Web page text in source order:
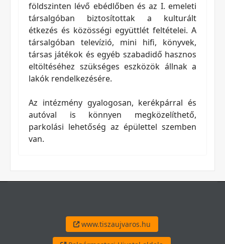
földszinten lévő ebédlőben és az I. emeleti
társalgóban biztosítottak a kulturált
étkezés és közösségi együttlét feltételei. A
társalgóban televízió, mini hifi, könyvek,
társas játékok és egyéb szabadidő hasznos
eltöltéséhez szükséges eszközök állnak a
lakók rendelkezésére.
Az intézmény gyalogosan, kerékpárral és
autóval is könnyen megközelíthető,
parkolási lehetőség az épülettel szemben
van.
www.tiszaujvaros.hu